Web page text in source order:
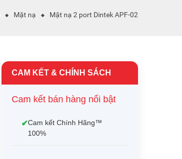
Mặt nạ Mặt nạ 2 port Dintek APF-02
CAM KẾT & CHÍNH SÁCH
Cam kết bán hàng nổi bật
Cam kết Chính Hãng™
100%